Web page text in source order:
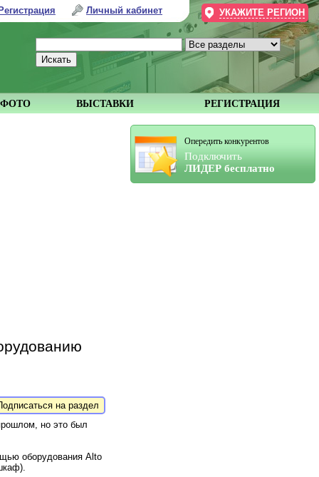
Опередить конкурентов
Подключить
ЛИДЕР бесплатно
на раздел
но это был
оборудования Alto
ФОТО ВЫСТАВКИ РЕГИСТРАЦИЯ
Личный кабинет УКАЖИТЕ РЕГИОН